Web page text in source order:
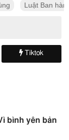
Luật Ban
Tiktok
bình yên bản